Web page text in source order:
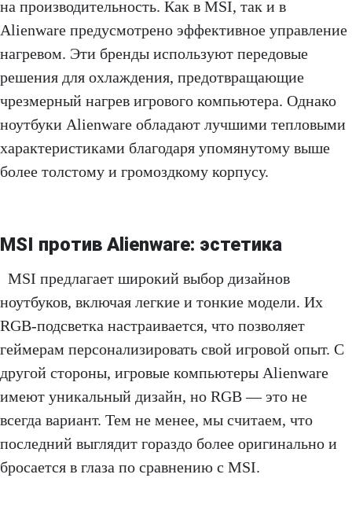
на производительность. Как в MSI, так и в
Alienware предусмотрено эффективное управление
нагревом. Эти бренды используют передовые
решения для охлаждения, предотвращающие
чрезмерный нагрев игрового компьютера. Однако
ноутбуки Alienware обладают лучшими тепловыми
характеристиками благодаря упомянутому выше
более толстому и громоздкому корпусу.
MSI против Alienware: эстетика
MSI предлагает широкий выбор дизайнов
ноутбуков, включая легкие и тонкие модели. Их
RGB-подсветка настраивается, что позволяет
геймерам персонализировать свой игровой опыт. С
другой стороны, игровые компьютеры Alienware
имеют уникальный дизайн, но RGB — это не
всегда вариант. Тем не менее, мы считаем, что
последний выглядит гораздо более оригинально и
бросается в глаза по сравнению с MSI.